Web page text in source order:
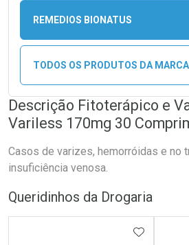
REMEDIOS BIONATUS
TODOS OS PRODUTOS DA MARCA
Descrição Fitoterápico e
Variless 170mg 30
Casos de varizes, hemorróidas e no
insuficiência venosa.
Queridinhos da Drogaria